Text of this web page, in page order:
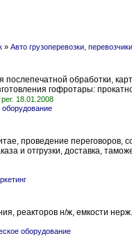
» Авто грузоперевозки, перевозчики
обработки,
гофротары:
рег. 18.01.2008
проведение переговоров,
и отгрузки, доставка,
реакторов н/ж, емкости нерж.
оборудование